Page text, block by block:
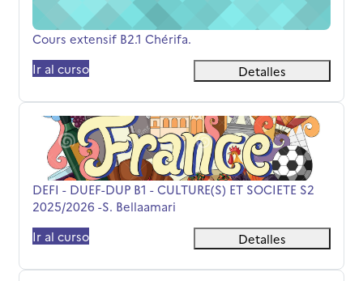
Nombre del curso
Cours extensif B2.1 Chérifa.
Ir al curso
Detalles
DEFI - DUEF-DUP B1 - CULTURE(S) ET SOCIETE S2
Nombre del curso
DEFI - DUEF-DUP B1 - CULTURE(S) ET SOCIETE S2
2025/2026 -S. Bellaamari
Ir al curso
Detalles